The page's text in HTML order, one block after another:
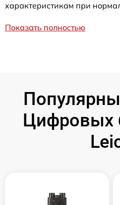
характеристикам при
Показать полностью
Цифровых